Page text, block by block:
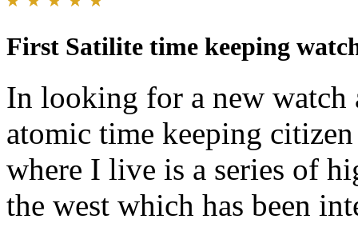
First Satilite time keeping
In looking for a new watch
atomic time keeping
where I live is a series of
the west which has been